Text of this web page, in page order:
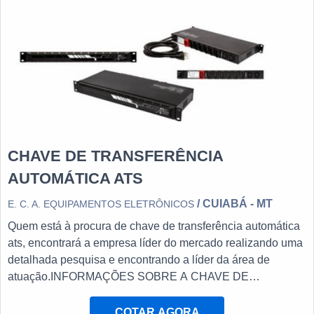
CHAVE DE TRANSFERÊNCIA
AUTOMÁTICA ATS
E. C. A. EQUIPAMENTOS ELETRÔNICOS / CUIABÁ - MT
Quem está à procura de chave de transferência automática
ats, encontrará a empresa líder do mercado realizando uma
detalhada pesquisa e encontrando a líder da área de
atuação.INFORMAÇÕES SOBRE A CHAVE DE
chave de transferência automática ats em uma empresa